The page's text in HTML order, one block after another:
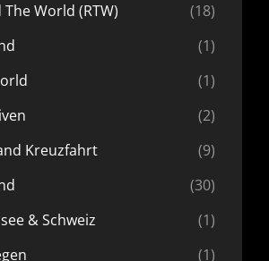
World (RTW)
(18)
(1)
(1)
(2)
Kreuzfahrt
(9)
(30)
& Schweiz
(1)
(1)